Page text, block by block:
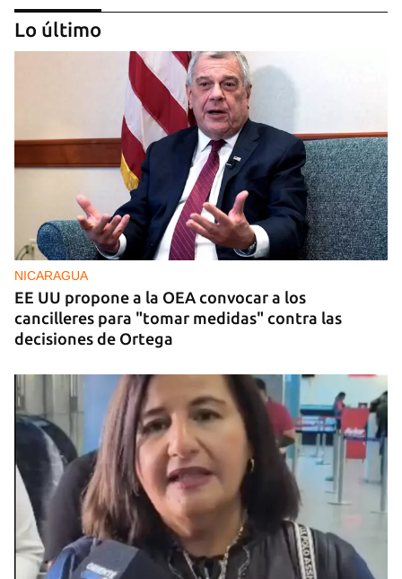
Ratificada la condena a muerte para el cubano
Rafael Andrés por el asesinato de una camarera
en 2005
Lo último
NICARAGUA
EE UU propone a la OEA convocar a los
cancilleres para "tomar medidas" contra las
decisiones de Ortega